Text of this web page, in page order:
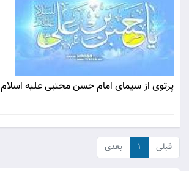
پرتوی از سیمای امام حسن مجتبی علیه اسلام
قبلی ۱ بعدی